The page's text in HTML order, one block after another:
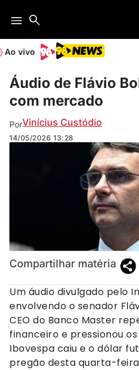
Ao vivo
Áudio de Flávio
com mercado
PorVinícius Custódio
14/05/2026 13:28
Compartilhar matéria
Um áudio divulgado pelo
envolvendo o senador
CEO do Banco Master
financeiro e pressionou
Ibovespa caiu e o dólar
pregão desta quarta-